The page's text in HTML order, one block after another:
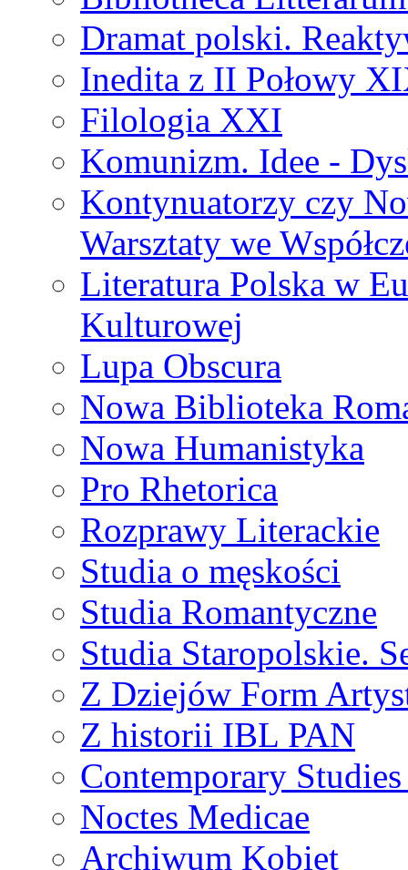
Dramat polski.
Inedita z II Połowy
Filologia XXI
Komunizm. Idee -
Kontynuatorzy czy
Warsztaty we
Literatura Polska w
Kulturowej
Lupa Obscura
Nowa Biblioteka
Nowa Humanistyka
Pro Rhetorica
Rozprawy Literackie
Studia o męskości
Studia Romantyczne
Studia Staropolskie.
Z Dziejów Form
Z historii IBL PAN
Contemporary
Noctes Medicae
Archiwum Kobiet